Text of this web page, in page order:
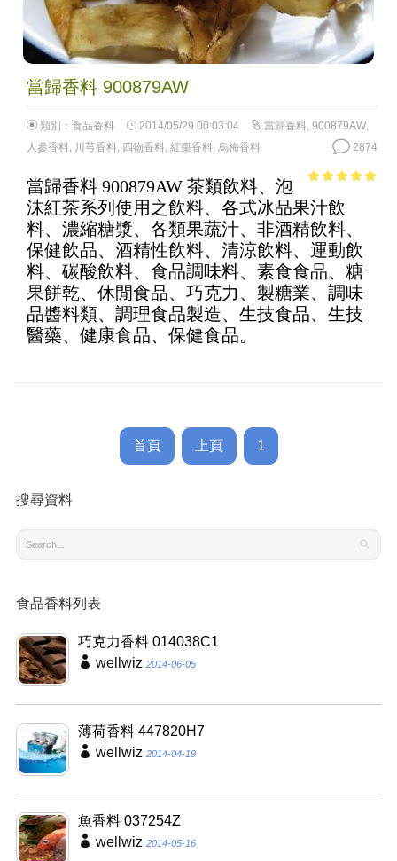
當歸香料 900879AW
類別： 食品香料 2014/05/29 00:03:04 當歸香料, 900879AW,
人參香料, 川芎香料, 四物香料, 紅棗香料, 烏梅香料 2874
5
當歸香料 900879AW 茶類飲料、泡
沫紅茶系列使用之飲料、各式冰品果汁飲
料、濃縮糖漿、各類果蔬汁、非酒精飲料、
保健飲品、酒精性飲料、清涼飲料、運動飲
料、碳酸飲料、食品調味料、素食食品、糖
果餅乾、休閒食品、巧克力、製糖業、調味
品醬料類、調理食品製造、生技食品、生技
醫藥、健康食品、保健食品。
首頁 上頁 1
搜尋資料
食品香料列表
巧克力香料 014038C1
wellwiz 2014-06-05
薄荷香料 447820H7
wellwiz 2014-04-19
魚香料 037254Z
wellwiz 2014-05-16